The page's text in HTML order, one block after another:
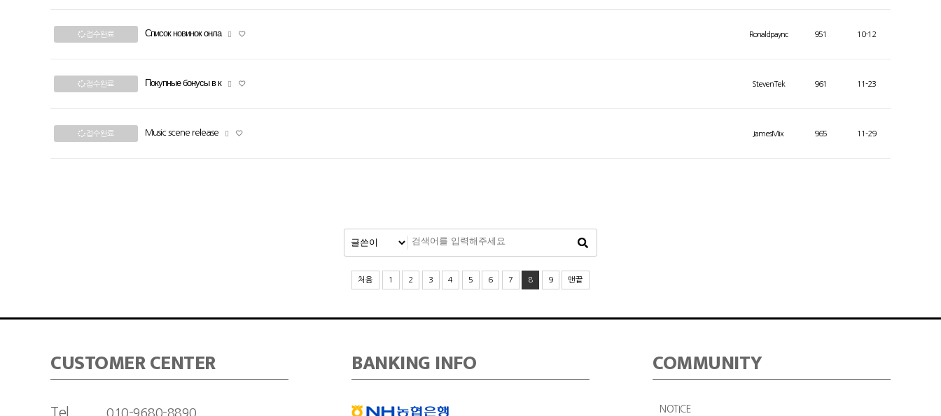
접수완료 Список новинок онла Ronaldpaync 951 10-12
접수완료 Покупные бонусы в к StevenTek 961 11-23
접수완료 Music scene release JamesMix 965 11-29
처음 1 2 3 4 5 6 7 8 9 맨끝
CUSTOMER CENTER
Tel. 010-9680-8890
BANKING INFO COMMUNITY
NOTICE